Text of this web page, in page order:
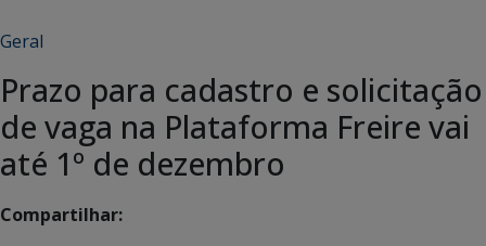
Geral
Prazo para cadastro e solicitação
de vaga na Plataforma Freire vai
até 1º de dezembro
Compartilhar: